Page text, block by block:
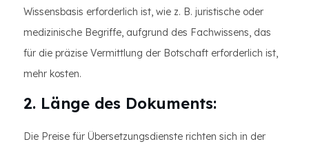
Wissensbasis erforderlich ist, wie z. B. juristische oder
medizinische Begriffe, aufgrund des Fachwissens, das
für die präzise Vermittlung der Botschaft erforderlich ist,
mehr kosten.
2. Länge des Dokuments:
Die Preise für Übersetzungsdienste richten sich in der